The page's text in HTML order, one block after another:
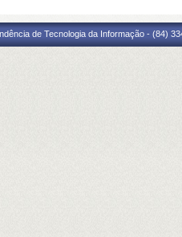
de Tecnologia da Informação - (84)